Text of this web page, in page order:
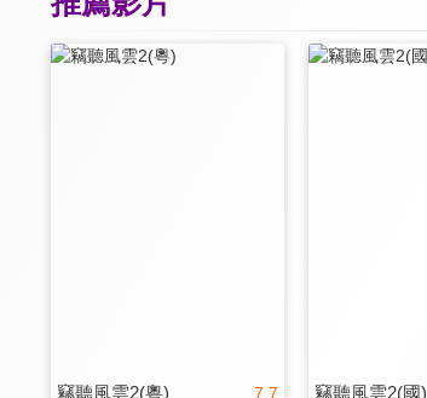
7.7
竊聽風雲2(粵) 竊聽風雲2(國)